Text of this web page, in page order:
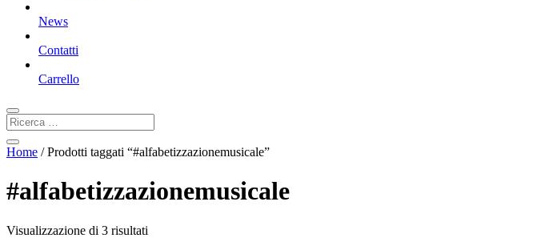
News
Contatti
Carrello
Home / Prodotti taggati “#alfabetizzazionemusicale”
#alfabetizzazionemusicale
Visualizzazione di 3 risultati